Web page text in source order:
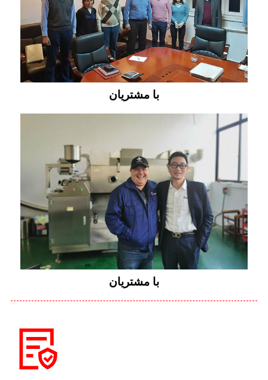
با مشتریان
با مشتریان